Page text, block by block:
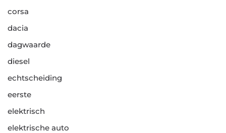
corsa
dacia
dagwaarde
diesel
echtscheiding
eerste
elektrisch
elektrische auto